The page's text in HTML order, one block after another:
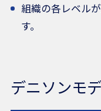
組織の各レベル
す。
デニソンモ